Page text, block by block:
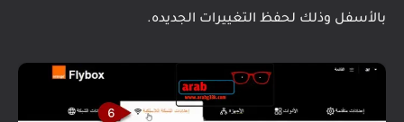
بالأسفل وذلك لحفظ التغييرات الجديده.